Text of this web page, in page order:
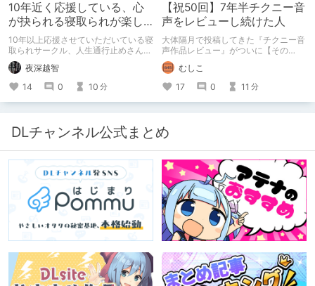
10年近く応援している、心
が抉られる寝取られが楽し
めるサークル
10年以上応援させていただいている寝
取られサークル、人生通行止めさんの
新作がとても良かったので、新作を中
心に、このサークルのゲームを紹介し
たくて、記事を書かせていただく。
キミノオモイからずっと好きな熱心な
ファンとしての記事にどうか、お付き
微修正）
夜深越智
14
0 10 分
【祝50回】7年半チクニー音
声をレビューし続けた人
大体隔月で投稿してきた『チクニー音
声作品レビュー』がついに【その
50】を迎えました！ 約7年半チクニー
し続け、おシコり報告をしてきただけ
ですけど記念は記念。 皆様への感謝
を伝えたり、これまでの投稿を振り返
ります。
むしこ
17
0 11 分
DLチャンネル公式まとめ